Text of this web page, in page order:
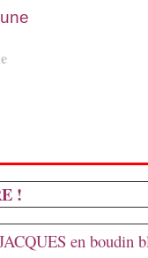
!
en boudin